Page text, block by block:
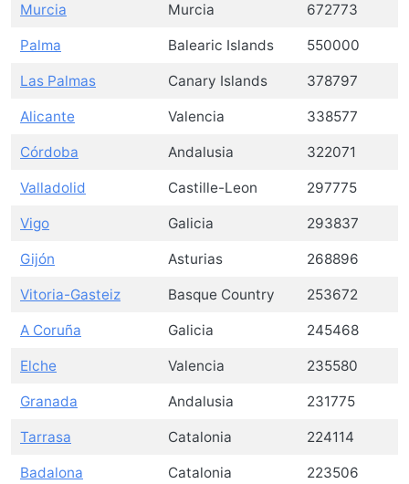
Murcia Murcia 672773
Palma Balearic Islands 550000
Las Palmas Canary Islands 378797
Alicante Valencia 338577
Córdoba Andalusia 322071
Valladolid Castille-Leon 297775
Vigo Galicia 293837
Gijón Asturias 268896
Vitoria-Gasteiz Basque Country 253672
A Coruña Galicia 245468
Elche Valencia 235580
Granada Andalusia 231775
Tarrasa Catalonia 224114
Badalona Catalonia 223506